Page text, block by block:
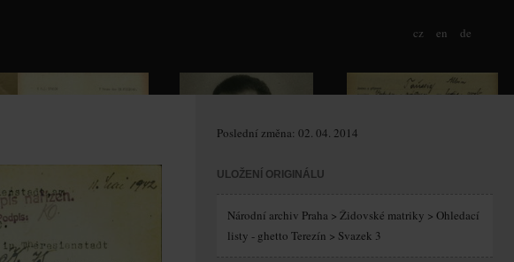
cz en de
Poslední změna: 02. 04. 2014
ULOŽENÍ ORIGINÁLU
Národní archiv Praha > Židovské matriky > Ohledací
listy - ghetto Terezín > Svazek 3